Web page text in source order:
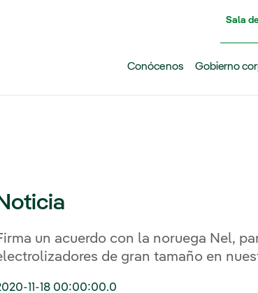
Sala
Conócenos Gobierno
un acuerdo con la noruega Nel,
de gran tamaño en
11-18 00:00:00.0